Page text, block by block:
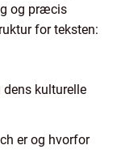
og præcis
for teksten:
kulturelle
er og hvorfor